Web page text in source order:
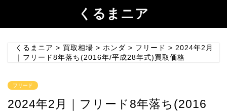
くるまニア
くるまニア > 買取相場 > ホンダ > フリード > 2024年2月
｜フリード8年落ち(2016年/平成28年式)買取価格
フリード
2024年2月｜フリード8年落ち(2016